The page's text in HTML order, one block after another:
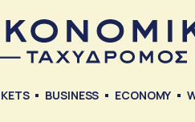
BUSINESS ECONOMY